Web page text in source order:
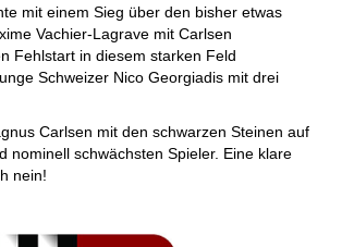
mit einem Sieg über den bisher etwas
Vachier-Lagrave mit Carlsen
Fehlstart in diesem starken Feld
Schweizer Nico Georgiadis mit drei
Carlsen mit den schwarzen Steinen auf
nominell schwächsten Spieler. Eine klare
nein!